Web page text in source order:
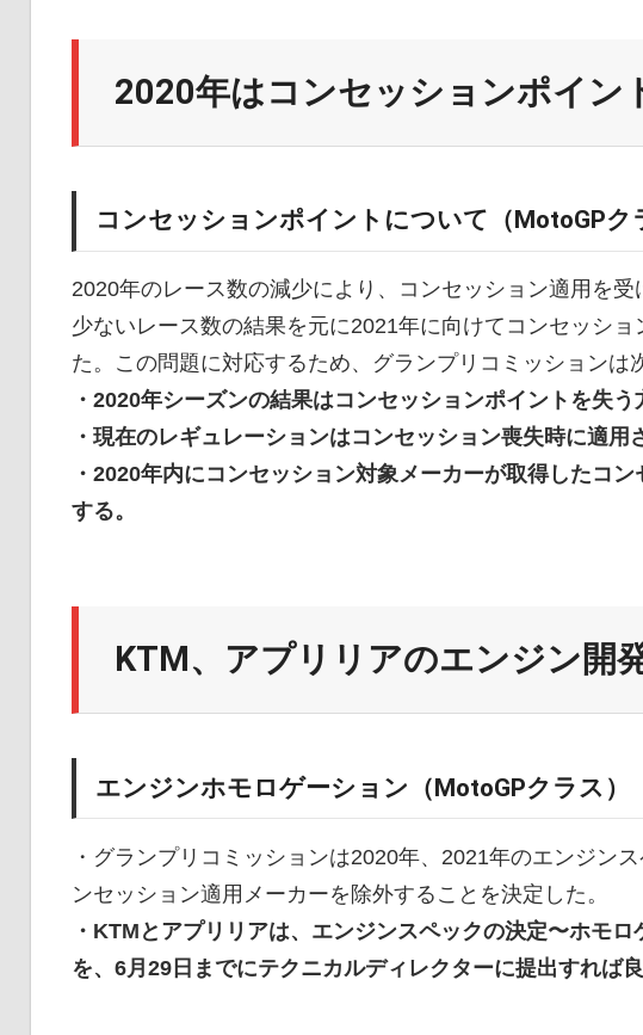
ー
ス
2020年はコンセッションポイン
コンセッションポイントについて（MotoGPク
2020年のレース数の減少により、コンセッション適用を
少ないレース数の結果を元に2021年に向けてコンセッシ
た。この問題に対応するため、グランプリコミッションは
・2020年シーズンの結果はコンセッションポイントを失う
・現在のレギュレーションはコンセッション喪失時に適用
・2020年内にコンセッション対象メーカーが取得したコ
する。
KTM、アプリリアのエンジン開
エンジンホモロゲーション（MotoGPクラス）
・グランプリコミッションは2020年、2021年のエンジン
ンセッション適用メーカーを除外することを決定した。
・KTMとアプリリアは、エンジンスペックの決定〜ホモ
を、6月29日までにテクニカルディレクターに提出すれば良